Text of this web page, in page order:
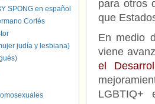
para otros
que
En medio
viene
el
LGBTIQ+
SPONG en español
Cortés
judía y lesbiana)